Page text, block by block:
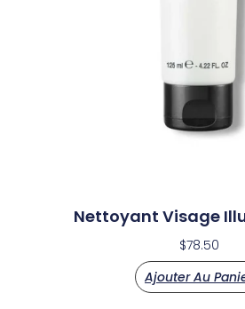
Nettoyant Visage
$78.50
Ajouter Au